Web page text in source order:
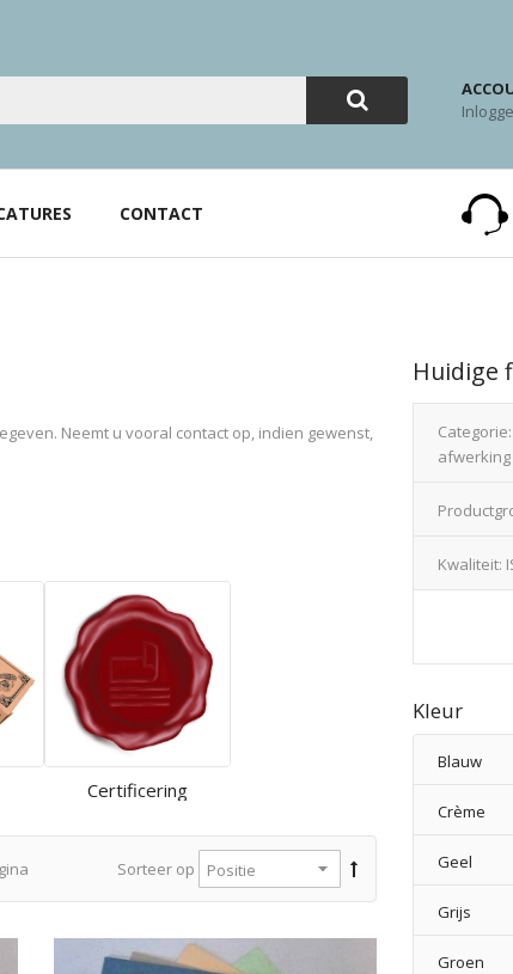
CONTACT
Neemt u vooral contact op, indien gewenst,
Certificering
Sorteer op
Huidige
Categorie
afwerking
Kwaliteit
Kleur
Blauw
Crème
Geel
Grijs
Groen